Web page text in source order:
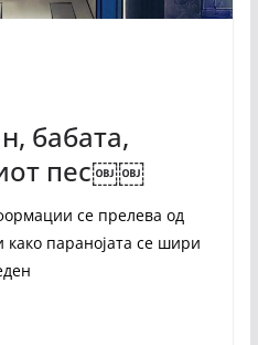
бабата,
пес￼￼
се прелева од
како паранојата се шири